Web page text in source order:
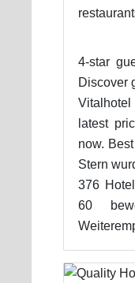
4-star
Discover
Vitalhotel
latest
now.
Stern
376
60